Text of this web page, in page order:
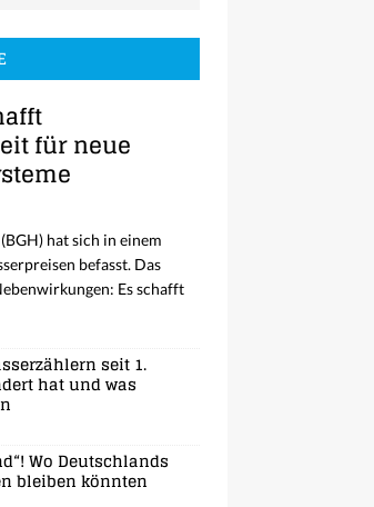
für neue
hat sich in einem
befasst. Das
Es schafft
seit 1.
hat und was
Wo Deutschlands
bleiben könnten